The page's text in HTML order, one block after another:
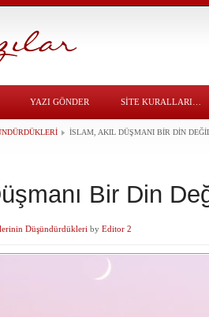
YAZI GÖNDER SITE KURALLARI…
İSLAM, AKIL DÜŞMANI BIR DIN
Bir Din
Düşündürdükleri by Editor 2